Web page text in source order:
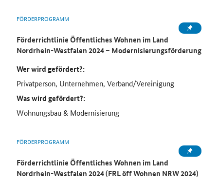
FÖRDERPROGRAMM
Förderrichtlinie Öffentliches Wohnen im Land
Nordrhein-Westfalen 2024 – Modernisierungsförderung
Wer wird gefördert?:
Privatperson, Unternehmen, Verband/Vereinigung
Was wird gefördert?:
Wohnungsbau & Modernisierung
FÖRDERPROGRAMM
Förderrichtlinie Öffentliches Wohnen im Land
Nordrhein-Westfalen 2024 (FRL öff Wohnen NRW 2024)